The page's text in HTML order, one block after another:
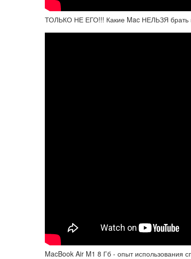
ТОЛЬКО НЕ ЕГО!!! Какие Mac НЕЛЬЗЯ брать
MacBook Air M1 8 Гб - опыт использования